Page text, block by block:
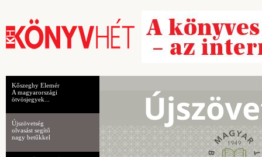
Kőszeghy Elemér
A magyarországi
ötvösjegyek...
Újszövetség
olvasást segítő
nagy betűkkel